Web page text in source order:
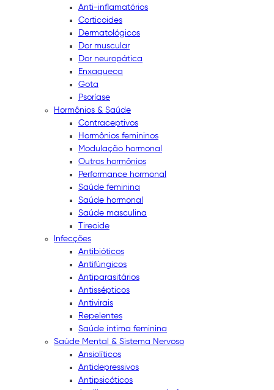
Anti-inflamatórios
Corticoides
Dermatológicos
Dor muscular
Dor neuropática
Enxaqueca
Gota
Psoríase
Hormônios & Saúde
Contraceptivos
Hormônios femininos
Modulação hormonal
Outros hormônios
Performance hormonal
Saúde feminina
Saúde hormonal
Saúde masculina
Tireoide
Infecções
Antibióticos
Antifúngicos
Antiparasitários
Antissépticos
Antivirais
Repelentes
Saúde íntima feminina
Saúde Mental & Sistema Nervoso
Ansiolíticos
Antidepressivos
Antipsicóticos